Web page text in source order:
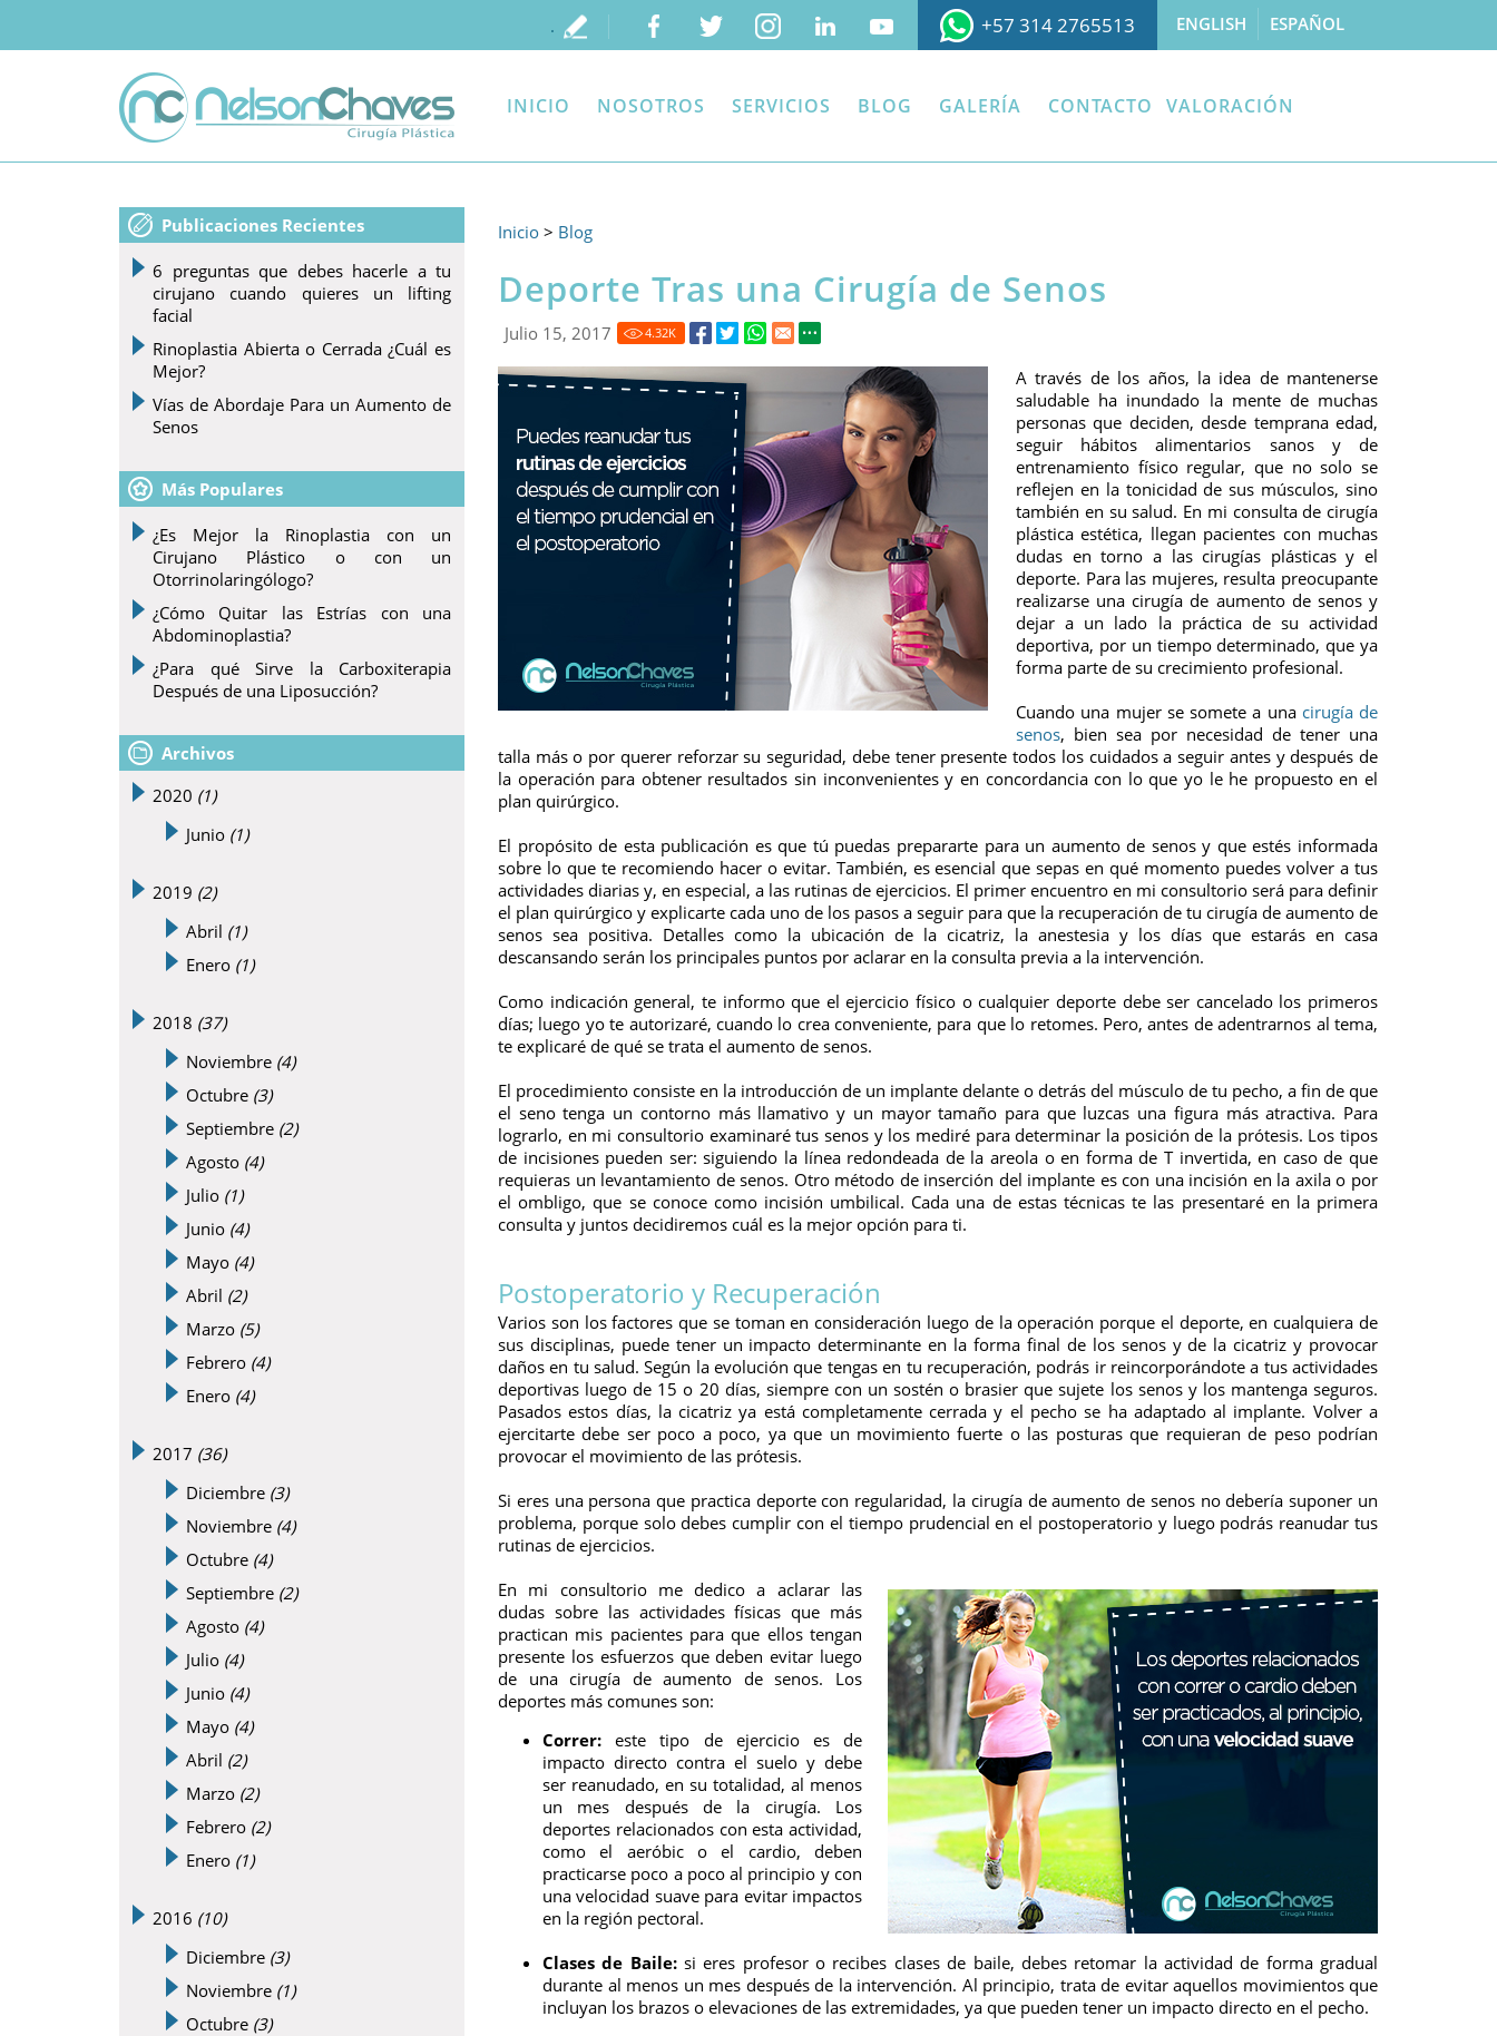
ENGLISH ESPAÑOL
+57 314 2765513
.
INICIO NOSOTROS SERVICIOS BLOG GALERÍA CONTACTO VALORACIÓN
Inicio > Blog
Deporte Tras una Cirugía de Senos
Julio 15, 2017 4.32K
A través de los años, la idea de mantenerse
saludable ha inundado la mente de muchas
personas que deciden, desde temprana edad,
seguir hábitos alimentarios sanos y de
entrenamiento físico regular, que no solo se
reflejen en la tonicidad de sus músculos, sino
también en su salud. En mi consulta de cirugía
plástica estética, llegan pacientes con muchas
dudas en torno a las cirugías plásticas y el
deporte. Para las mujeres, resulta preocupante
realizarse una cirugía de aumento de senos y
dejar a un lado la práctica de su actividad
deportiva, por un tiempo determinado, que ya
forma parte de su crecimiento profesional.
Cuando una mujer se somete a una cirugía de
senos, bien sea por necesidad de tener una
talla más o por querer reforzar su seguridad, debe tener presente todos los cuidados a seguir antes y después de
la operación para obtener resultados sin inconvenientes y en concordancia con lo que yo le he propuesto en el
plan quirúrgico.
El propósito de esta publicación es que tú puedas prepararte para un aumento de senos y que estés informada
sobre lo que te recomiendo hacer o evitar. También, es esencial que sepas en qué momento puedes volver a tus
actividades diarias y, en especial, a las rutinas de ejercicios. El primer encuentro en mi consultorio será para definir
el plan quirúrgico y explicarte cada uno de los pasos a seguir para que la recuperación de tu cirugía de aumento de
senos sea positiva. Detalles como la ubicación de la cicatriz, la anestesia y los días que estarás en casa
descansando serán los principales puntos por aclarar en la consulta previa a la intervención.
Como indicación general, te informo que el ejercicio físico o cualquier deporte debe ser cancelado los primeros
días; luego yo te autorizaré, cuando lo crea conveniente, para que lo retomes. Pero, antes de adentrarnos al tema,
te explicaré de qué se trata el aumento de senos.
El procedimiento consiste en la introducción de un implante delante o detrás del músculo de tu pecho, a fin de que
el seno tenga un contorno más llamativo y un mayor tamaño para que luzcas una figura más atractiva. Para
lograrlo, en mi consultorio examinaré tus senos y los mediré para determinar la posición de la prótesis. Los tipos
de incisiones pueden ser: siguiendo la línea redondeada de la areola o en forma de T invertida, en caso de que
requieras un levantamiento de senos. Otro método de inserción del implante es con una incisión en la axila o por
el ombligo, que se conoce como incisión umbilical. Cada una de estas técnicas te las presentaré en la primera
consulta y juntos decidiremos cuál es la mejor opción para ti.
Postoperatorio y Recuperación
Varios son los factores que se toman en consideración luego de la operación porque el deporte, en cualquiera de
sus disciplinas, puede tener un impacto determinante en la forma final de los senos y de la cicatriz y provocar
daños en tu salud. Según la evolución que tengas en tu recuperación, podrás ir reincorporándote a tus actividades
deportivas luego de 15 o 20 días, siempre con un sostén o brasier que sujete los senos y los mantenga seguros.
Pasados estos días, la cicatriz ya está completamente cerrada y el pecho se ha adaptado al implante. Volver a
ejercitarte debe ser poco a poco, ya que un movimiento fuerte o las posturas que requieran de peso podrían
provocar el movimiento de las prótesis.
Si eres una persona que practica deporte con regularidad, la cirugía de aumento de senos no debería suponer un
problema, porque solo debes cumplir con el tiempo prudencial en el postoperatorio y luego podrás reanudar tus
rutinas de ejercicios.
En mi consultorio me dedico a aclarar las
dudas sobre las actividades físicas que más
practican mis pacientes para que ellos tengan
presente los esfuerzos que deben evitar luego
de una cirugía de aumento de senos. Los
deportes más comunes son:
Correr: este tipo de ejercicio es de
impacto directo contra el suelo y debe
ser reanudado, en su totalidad, al menos
un mes después de la cirugía. Los
deportes relacionados con esta actividad,
como el aeróbic o el cardio, deben
practicarse poco a poco al principio y con
una velocidad suave para evitar impactos
en la región pectoral.
Clases de Baile:si eres profesor o recibes clases de baile, debes retomar la actividad de forma gradual
durante al menos un mes después de la intervención. Al principio, trata de evitar aquellos movimientos que
incluyan los brazos o elevaciones de las extremidades, ya que pueden tener un impacto directo en el pecho.
Publicaciones Recientes
6 preguntas que debes hacerle a tu
cirujano cuando quieres un lifting
facial
Rinoplastia Abierta o Cerrada ¿Cuál es
Mejor?
Vías de Abordaje Para un Aumento de
Senos
Más Populares
¿Es Mejor la Rinoplastia con un
Cirujano Plástico o con un
Otorrinolaringólogo?
¿Cómo Quitar las Estrías con una
Abdominoplastia?
¿Para qué Sirve la Carboxiterapia
Después de una Liposucción?
Archivos
2020 (1)
Junio (1)
2019 (2)
Abril (1)
Enero (1)
2018 (37)
Noviembre (4)
Octubre (3)
Septiembre (2)
Agosto (4)
Julio (1)
Junio (4)
Mayo (4)
Abril (2)
Marzo (5)
Febrero (4)
Enero (4)
2017 (36)
Diciembre (3)
Noviembre (4)
Octubre (4)
Septiembre (2)
Agosto (4)
Julio (4)
Junio (4)
Mayo (4)
Abril (2)
Marzo (2)
Febrero (2)
Enero (1)
2016 (10)
Diciembre (3)
Noviembre (1)
Octubre (3)